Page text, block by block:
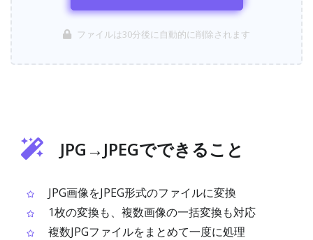
ファイルは30分後に自動的に削除されます
JPG→JPEGでできること
JPG画像をJPEG形式のファイルに変換
1枚の変換も、複数画像の一括変換も対応
複数JPGファイルをまとめて一度に処理